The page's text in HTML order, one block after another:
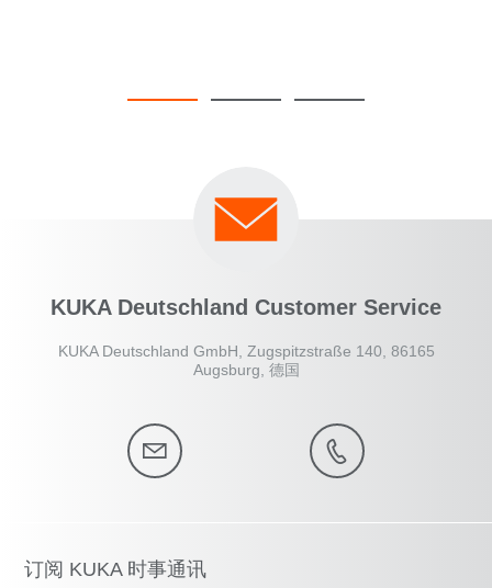
KUKA Deutschland Customer Service
KUKA Deutschland GmbH, Zugspitzstraße 140, 86165
Augsburg, 德国
订阅 KUKA 时事通讯